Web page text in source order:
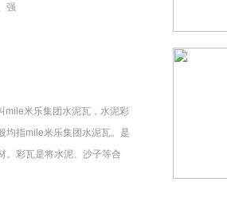
强
mile米乐集团水泥瓦，水泥彩
均指mile米乐集团水泥瓦。是
。彩瓦是将水泥、沙子等合